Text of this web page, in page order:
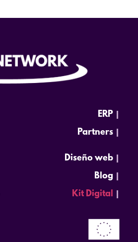
ERP
Partners
Diseño web
Blog
Kit Digital